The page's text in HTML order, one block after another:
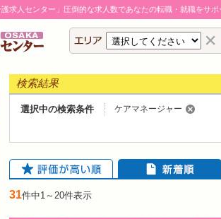
求人センター」圧倒的な求人数であなたの転職・就職をサポ
検索結果
選択中の検索条件 ケアマネージャー
評価が高い順 新着順
31件中1～20件表示